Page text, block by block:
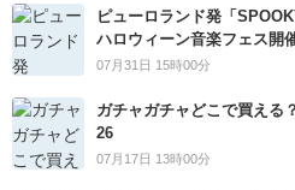
ピューロランド発「
ハロウィーン音楽フェス開
07月31日 15時00分
ガチャガチャどこで買える
26
07月17日 13時00分